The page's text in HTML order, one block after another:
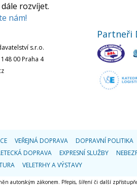
rozvíjet.
nám!
s.r.o.
00 Praha 4
Partneři
VEŘEJNÁ DOPRAVA DOPRAVNÍ POLITIKA
DOPRAVA EXPRESNÍ SLUŽBY
VELETRHY A VÝSTAVY
autorským zákonem. Přepis, šíření či další